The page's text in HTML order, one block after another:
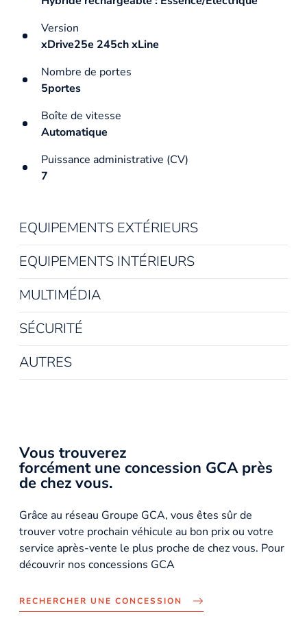
Version
xDrive25e 245ch xLine
Nombre de portes
5portes
Boîte de vitesse
Automatique
Puissance administrative (CV)
7
EQUIPEMENTS EXTÉRIEURS
EQUIPEMENTS INTÉRIEURS
MULTIMÉDIA
SÉCURITÉ
AUTRES
Vous trouverez
forcément une concession GCA près
de chez vous.
Grâce au réseau Groupe GCA, vous êtes sûr de
trouver votre prochain véhicule au bon prix ou votre
service après-vente le plus proche de chez vous. Pour
découvrir nos concessions GCA
RECHERCHER UNE CONCESSION